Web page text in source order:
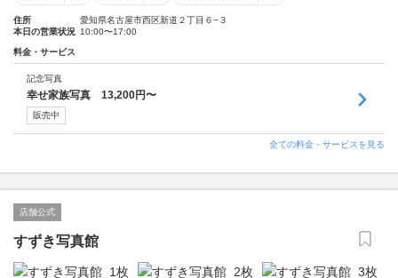
住所
愛知県名古屋市西区新道２丁目６−３
本日の営業状況 10:00〜17:00
料金・サービス
記念写真
幸せ家族写真 13,200円〜
販売中
全ての料金・サービスを見る
店舗公式
すずき写真館